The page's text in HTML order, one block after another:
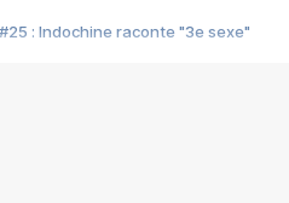
#25 : Indochine raconte "3e sexe"